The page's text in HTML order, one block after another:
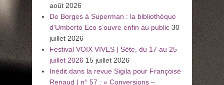
août 2026
De Borges à Superman : la bibliothèque
d’Umberto Eco s’ouvre enfin au public 30
juillet 2026
Festival VOIX VIVES | Sète, du 17 au 25
juillet 2026 15 juillet 2026
Inédit dans la revue Sigila pour Françoise
Renaud | n° 57 : « Conversions –